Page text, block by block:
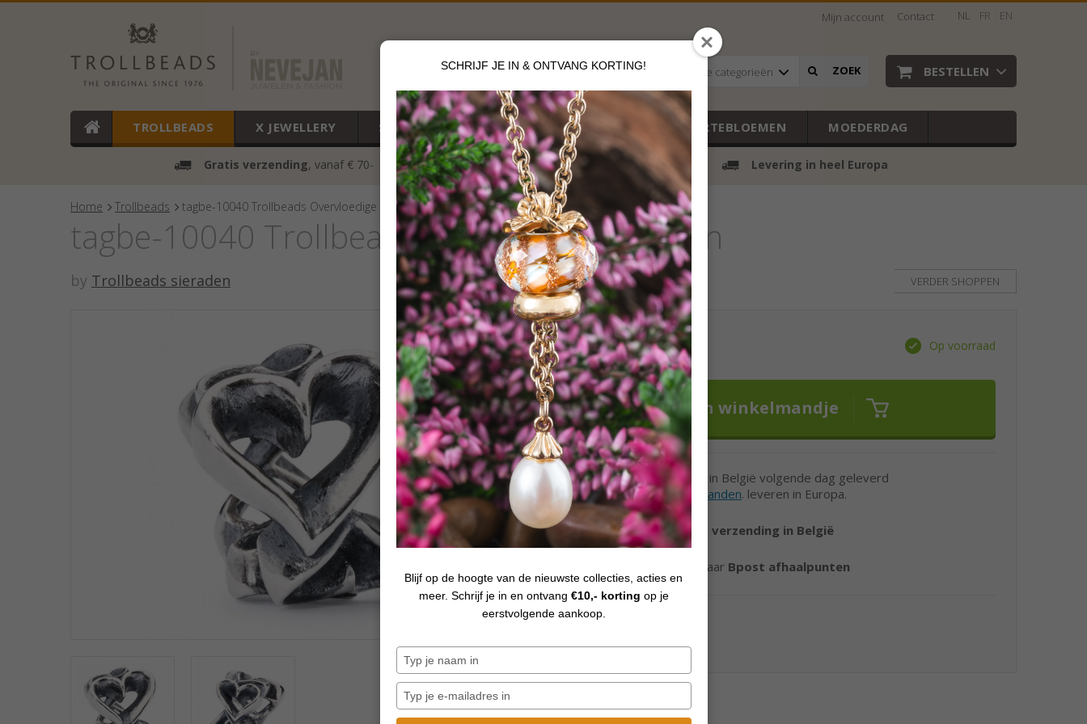
SCHRIJF JE IN & ONTVANG KORTING!
Blijf op de hoogte van de nieuwste collecties, acties en
meer. Schrijf je in en ontvang €10,- korting op je
eerstvolgende aankoop.
je
in
je
Mijn account Contact NL FR EN
Alle categorieën ZOEK BESTELLEN
TROLLBEADS X JEWELLERY SALE NIEUW CADEAUBON GEBOORTEBLOEMEN MOEDERDAG
Gratis verzending, vanaf € 70- voor 12 u besteldklik hier* Levering in heel Europa
Home Trollbeads tagbe-10040 Trollbeads Overvloedige Harten
tagbe-10040 Trollbeads Overvloedige Harten
by Trollbeads sieraden VERDER SHOPPEN
€39,00 Op voorraad
Voor 12h besteld in België volgende dag geleverd
Levertijd andere landen. leveren in Europa.
Vanaf €70, gratis verzending in België
Ook verzending naar Bpost afhaalpunten